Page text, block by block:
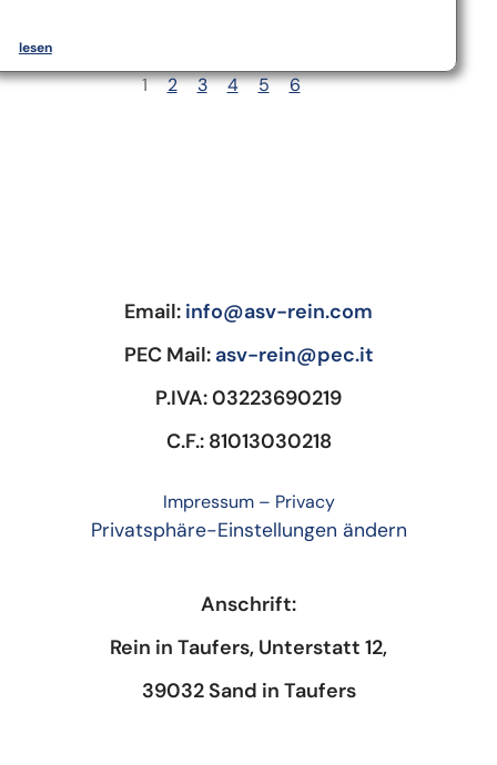
lesen
1 2 3 4 5 6
Email: info@asv-rein.com
PEC Mail: asv-rein@pec.it
P.IVA: 03223690219
C.F.: 81013030218
Impressum– Privacy
Privatsphäre-Einstellungen ändern
Anschrift:
Rein in Taufers, Unterstatt 12,
39032 Sand in Taufers